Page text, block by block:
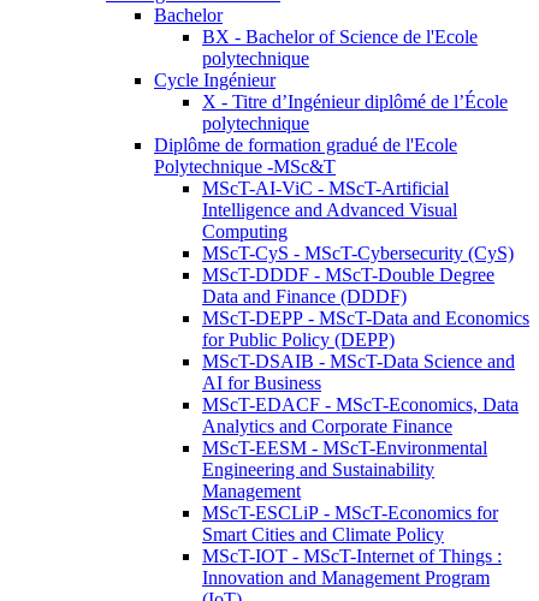
Bachelor
BX - Bachelor of Science de l'Ecole
polytechnique
Cycle Ingénieur
X - Titre d’Ingénieur diplômé de l’École
polytechnique
Diplôme de formation gradué de l'Ecole
Polytechnique -MSc&T
MScT-AI-ViC - MScT-Artificial
Intelligence and Advanced Visual
Computing
MScT-CyS - MScT-Cybersecurity (CyS)
MScT-DDDF - MScT-Double Degree
Data and Finance (DDDF)
MScT-DEPP - MScT-Data and Economics
for Public Policy (DEPP)
MScT-DSAIB - MScT-Data Science and
AI for Business
MScT-EDACF - MScT-Economics, Data
Analytics and Corporate Finance
MScT-EESM - MScT-Environmental
Engineering and Sustainability
Management
MScT-ESCLiP - MScT-Economics for
Smart Cities and Climate Policy
MScT-IOT - MScT-Internet of Things :
Innovation and Management Program